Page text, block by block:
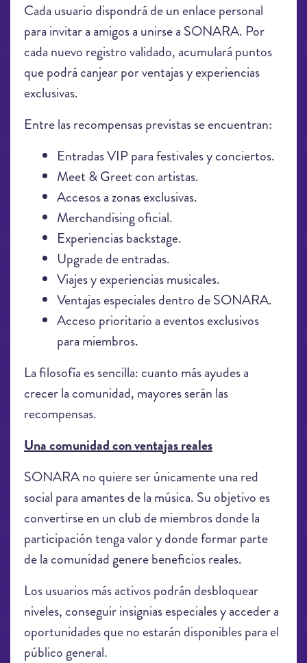
Cada usuario dispondrá de un enlace personal
para invitar a amigos a unirse a SONARA. Por
cada nuevo registro validado, acumulará puntos
que podrá canjear por ventajas y experiencias
exclusivas.
Entre las recompensas previstas se encuentran:
Entradas VIP para festivales y conciertos.
Meet & Greet con artistas.
Accesos a zonas exclusivas.
Merchandising oficial.
Experiencias backstage.
Upgrade de entradas.
Viajes y experiencias musicales.
Ventajas especiales dentro de SONARA.
Acceso prioritario a eventos exclusivos
para miembros.
La filosofía es sencilla: cuanto más ayudes a
crecer la comunidad, mayores serán las
recompensas.
Una comunidad con ventajas reales
SONARA no quiere ser únicamente una red
social para amantes de la música. Su objetivo es
convertirse en un club de miembros donde la
participación tenga valor y donde formar parte
de la comunidad genere beneficios reales.
Los usuarios más activos podrán desbloquear
niveles, conseguir insignias especiales y acceder a
oportunidades que no estarán disponibles para el
público general.